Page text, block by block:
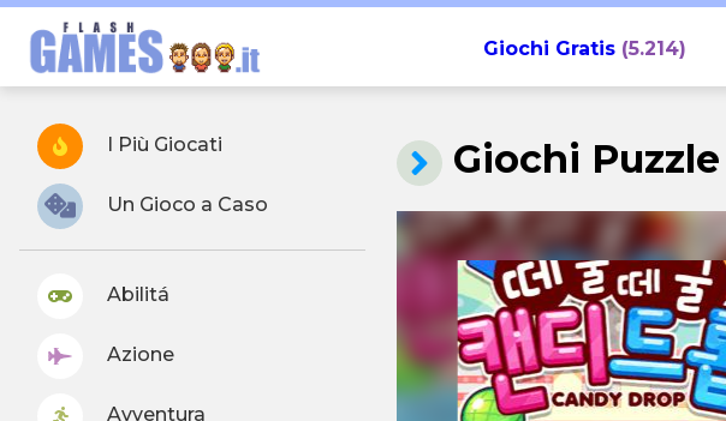
Giochi Gratis(5.214)
I Più Giocati
Un Gioco a Caso
Abilitá
Azione
Avventura
Giochi Puzzle